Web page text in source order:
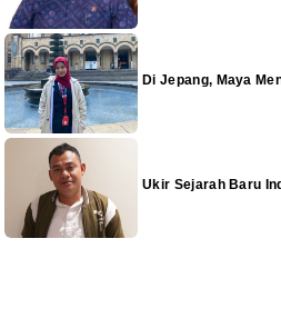
Di Jepang, Maya
Ukir Sejarah Baru